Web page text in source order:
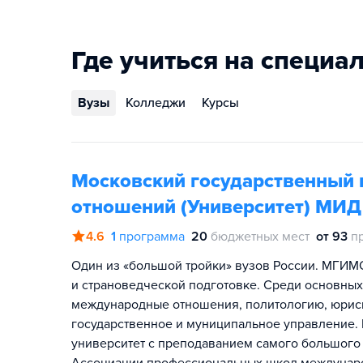
Где учиться на
Вузы Колледжи Курсы
Московский
отношений (Университет)
4.6 1 программа 20 бюджетных мест от 93
Один из «большой тройки» вузов России.
и страноведческой подготовке. Среди
международные отношения, политологию,
государственное и муниципальное
университет с преподаванием самого